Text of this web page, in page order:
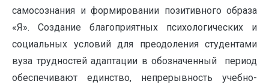
самосознания и формировании позитивного образа
«Я». Создание благоприятных психологических и
социальных условий для преодоления студентами
вуза трудностей адаптации в обозначенный период
обеспечивают единство, непрерывность учебно-